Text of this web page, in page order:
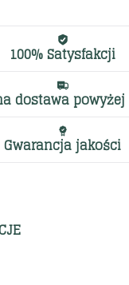
100% Satysfakcji
dostawa powyżej
Gwarancja jakości